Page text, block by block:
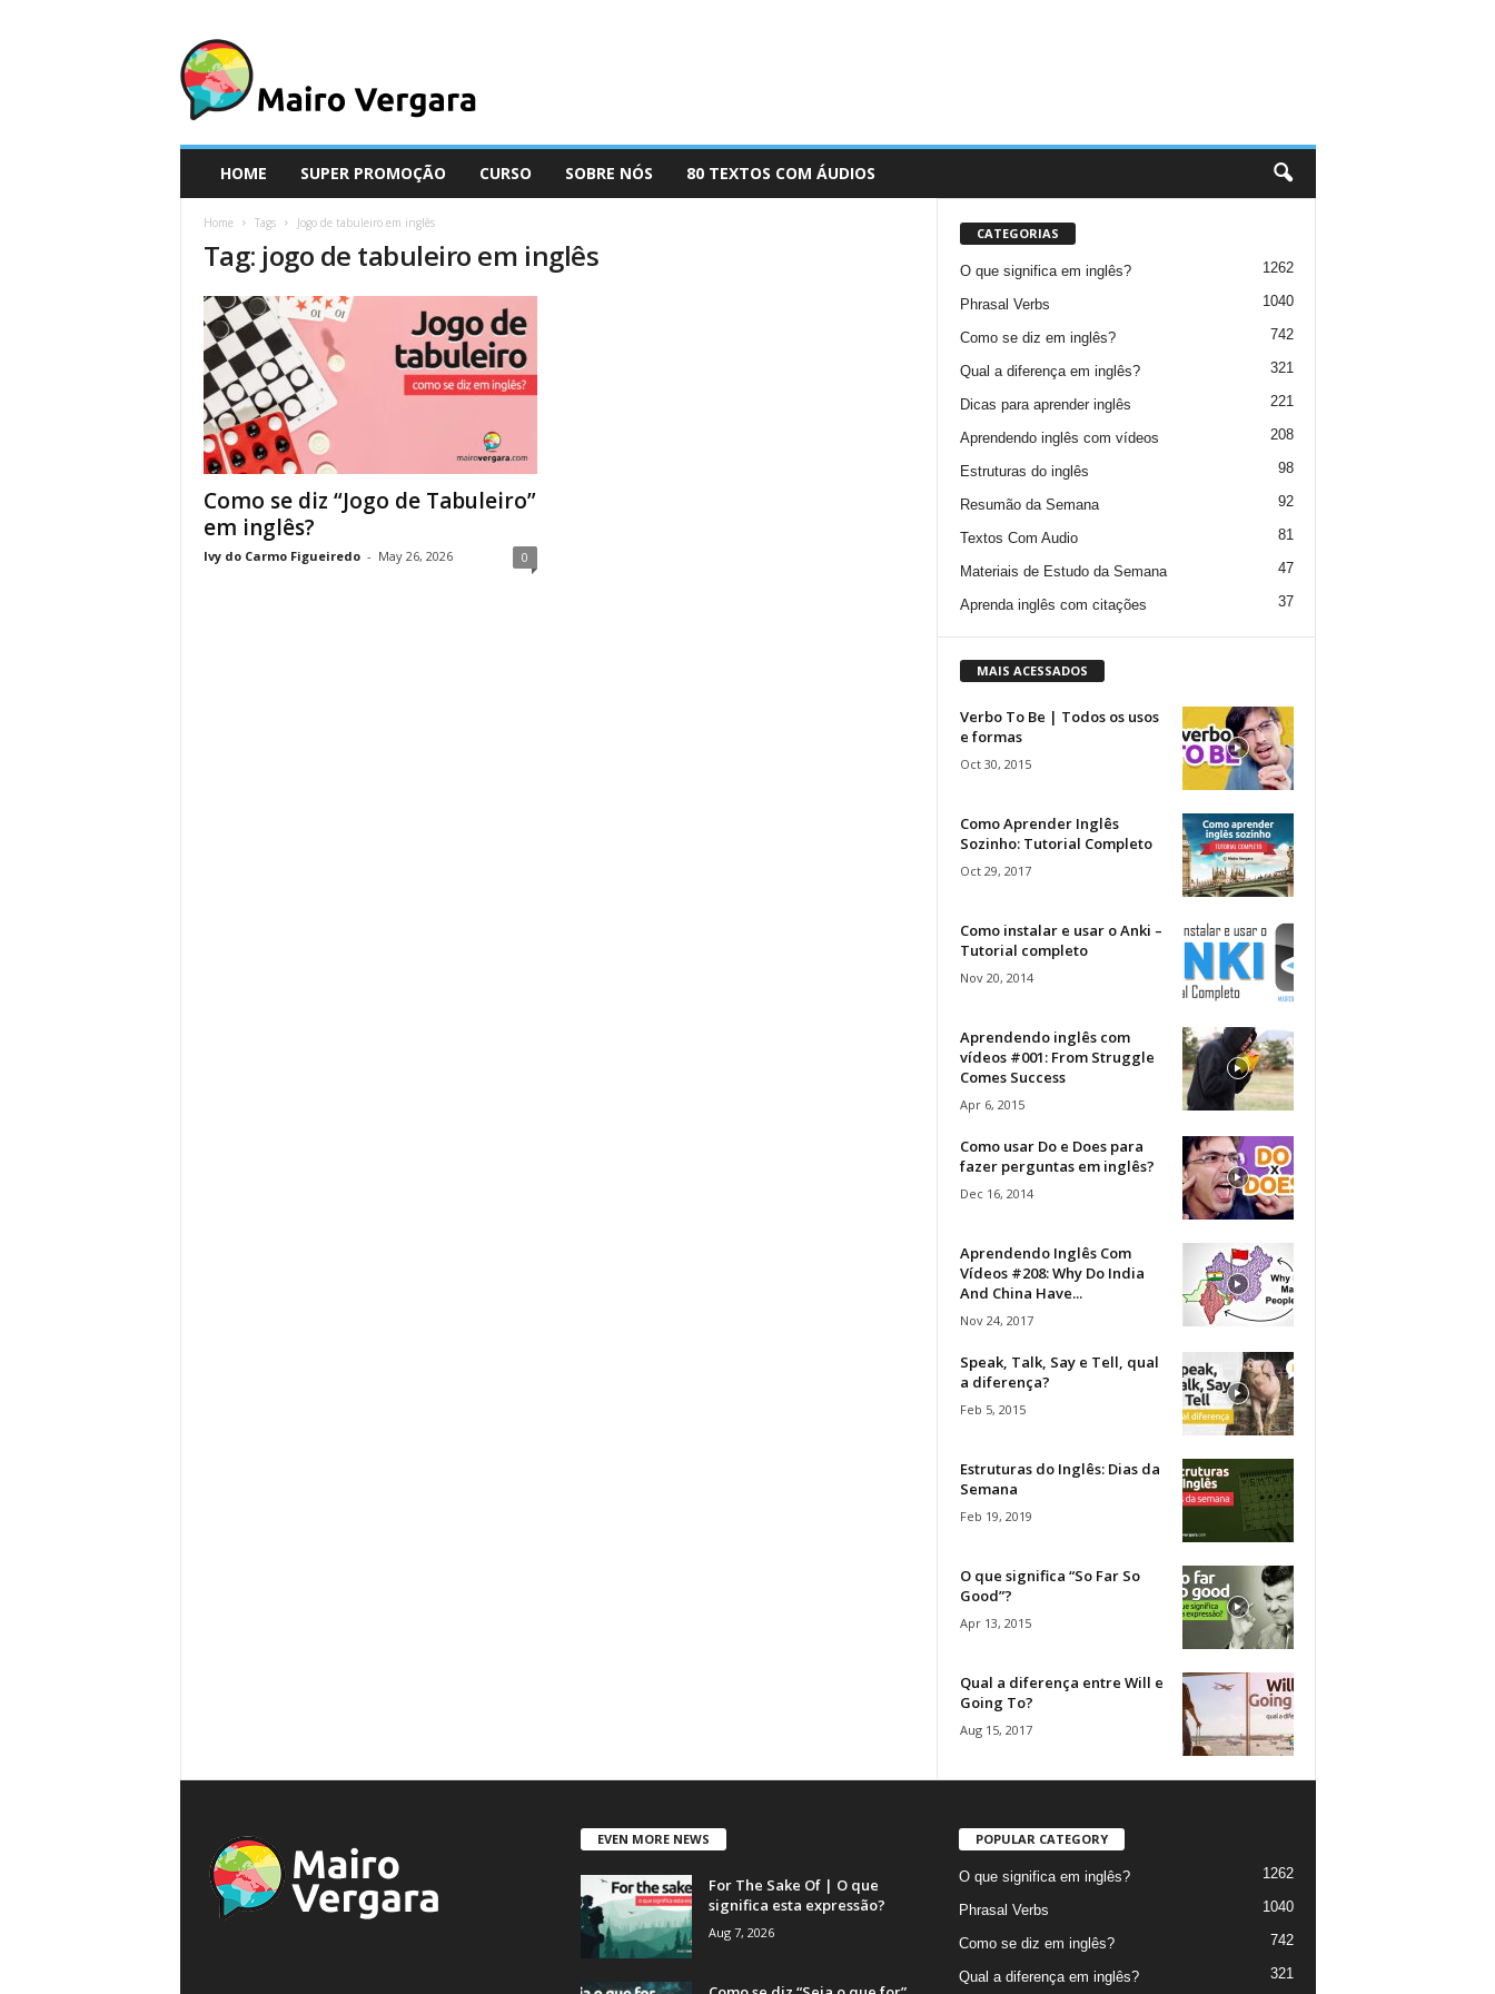
i
r
HOME SUPER PROMOÇÃO CURSO SOBRE NÓS 80 TEXTOS COM ÁUDIOS
Home Tags Jogo de tabuleiro em inglês
Tag: jogo de tabuleiro em inglês
Como se diz “Jogo de Tabuleiro”
em inglês?
Ivy do Carmo Figueiredo - May 26, 2026 0
CATEGORIAS
O que significa em inglês? 1262
Phrasal Verbs 1040
Como se diz em inglês? 742
Qual a diferença em inglês? 321
Dicas para aprender inglês 221
Aprendendo inglês com vídeos 208
Estruturas do inglês 98
Resumão da Semana 92
Textos Com Audio 81
Materiais de Estudo da Semana 47
Aprenda inglês com citações 37
MAIS ACESSADOS
Verbo To Be | Todos os usos
e formas
Oct 30, 2015
Como Aprender Inglês
Sozinho: Tutorial Completo
Oct 29, 2017
Como instalar e usar o Anki –
Tutorial completo
Nov 20, 2014
Aprendendo inglês com
vídeos #001: From Struggle
Comes Success
Apr 6, 2015
Como usar Do e Does para
fazer perguntas em inglês?
Dec 16, 2014
Aprendendo Inglês Com
Vídeos #208: Why Do India
And China Have...
Nov 24, 2017
Speak, Talk, Say e Tell, qual
a diferença?
Feb 5, 2015
Estruturas do Inglês: Dias da
Semana
Feb 19, 2019
O que significa “So Far So
Good”?
Apr 13, 2015
Qual a diferença entre Will e
Going To?
Aug 15, 2017
EVEN MORE NEWS
For The Sake Of | O que
significa esta expressão?
Aug 7, 2026
POPULAR CATEGORY
O que significa em inglês? 1262
Phrasal Verbs 1040
Como se diz em inglês? 742
Qual a diferença em inglês? 321